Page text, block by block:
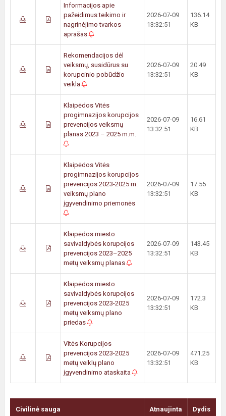
Informacijos apie
pažeidimus teikimo ir
nagrinėjimo tvarkos
aprašas
2026-07-09
13:32:51
136.14
KB
Rekomendacijos dėl
veiksmų, susidūrus su
korupcinio pobūdžio
veikla
2026-07-09
13:32:51
20.49
KB
Klaipėdos Vitės
progimnazijos korupcijos
prevencijos veiksmų
planas 2023 – 2025 m.m.
2026-07-09
13:32:51
16.61
KB
Klaipėdos Vitės
progimnazijos korupcijos
prevencijos 2023-2025 m.
veiksmų plano
įgyvendinimo priemonės
2026-07-09
13:32:51
17.55
KB
Klaipėdos miesto
savivaldybės korupcijos
prevencijos 2023–2025
metų veiksmų planas
2026-07-09
13:32:51
143.45
KB
Klaipėdos miesto
savivaldybės korupcijos
prevencijos 2023-2025
metų veiksmų plano
priedas
2026-07-09
13:32:51
172.3
KB
Vitės Korupcijos
prevencijos 2023-2025
metų veiklų plano
įgyvendinimo ataskaita
2026-07-09
13:32:51
471.25
KB
Civilinė sauga Atnaujinta Dydis